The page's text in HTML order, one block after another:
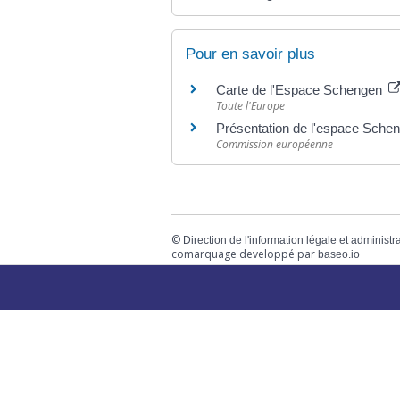
Pour en savoir plus
Carte de l'Espace Schengen
Toute l'Europe
Présentation de l'espace
Commission européenne
© Direction de l'information légale et
comarquage developpé par baseo.io